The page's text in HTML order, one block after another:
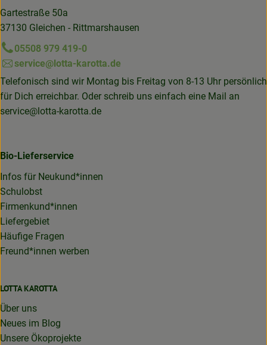
Gartestraße 50a
37130 Gleichen - Rittmarshausen
05508 979 419-0
service@lotta-karotta.de
Telefonisch sind wir Montag bis Freitag von 8-13 Uhr persönlich
für Dich erreichbar. Oder schreib uns einfach eine Mail an
service@lotta-karotta.de
Bio-Lieferservice
Infos für Neukund*innen
Schulobst
Firmenkund*innen
Liefergebiet
Häufige Fragen
Freund*innen werben
LOTTA KAROTTA
Über uns
Neues im Blog
Unsere Ökoprojekte